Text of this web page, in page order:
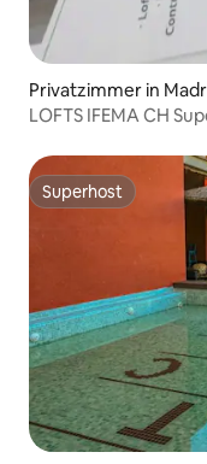
Privatzimmer in
LOFTS IFEMA CH
Superhost
Superhost